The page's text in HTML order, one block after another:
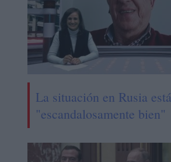
La situación en Rusia está
"escandalosamente bien"